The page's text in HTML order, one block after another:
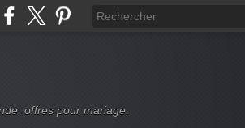
offres pour mariage,